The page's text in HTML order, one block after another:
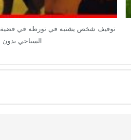
توقيف شخص يشتبه في تورطه في قضية
السياحي